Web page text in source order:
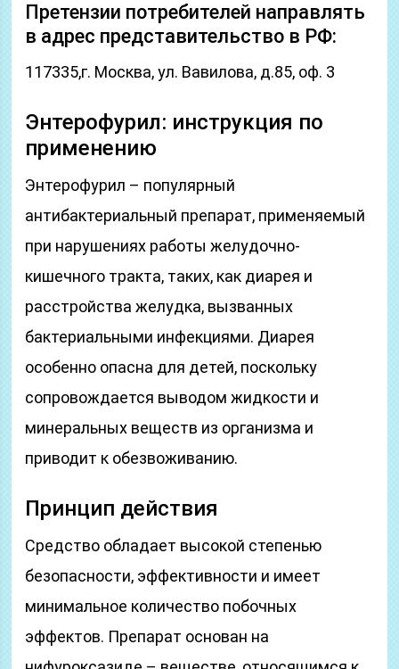
Претензии потребителей направлять
в адрес представительство в РФ:
117335,г. Москва, ул. Вавилова, д.85, оф. 3
Энтерофурил: инструкция по
применению
Энтерофурил – популярный
антибактериальный препарат, применяемый
при нарушениях работы желудочно-
кишечного тракта, таких, как диарея и
расстройства желудка, вызванных
бактериальными инфекциями. Диарея
особенно опасна для детей, поскольку
сопровождается выводом жидкости и
минеральных веществ из организма и
приводит к обезвоживанию.
Принцип действия
Средство обладает высокой степенью
безопасности, эффективности и имеет
минимальное количество побочных
эффектов. Препарат основан на